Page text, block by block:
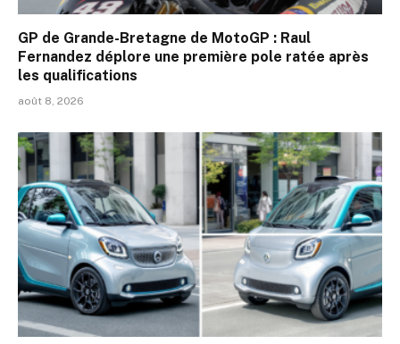
GP de Grande-Bretagne de MotoGP : Raul
Fernandez déplore une première pole ratée après
les qualifications
août 8, 2026